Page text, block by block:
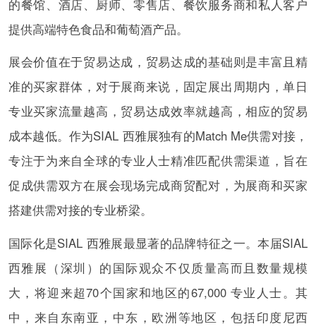
的餐馆、酒店、厨师、零售店、餐饮服务商和私人客户
提供高端特色食品和葡萄酒产品。
展会价值在于贸易达成，贸易达成的基础则是丰富且精
准的买家群体，对于展商来说，固定展出周期内，单日
专业买家流量越高，贸易达成效率就越高，相应的贸易
成本越低。作为SIAL 西雅展独有的Match Me供需对接，
专注于为来自全球的专业人士精准匹配供需渠道，旨在
促成供需双方在展会现场完成商贸配对，为展商和买家
搭建供需对接的专业桥梁。
国际化是SIAL 西雅展最显著的品牌特征之一。本届SIAL
西雅展（深圳）的国际观众不仅质量高而且数量规模
大，将迎来超70个国家和地区的67,000 专业人士。其
中，来自东南亚，中东，欧洲等地区，包括印度尼西